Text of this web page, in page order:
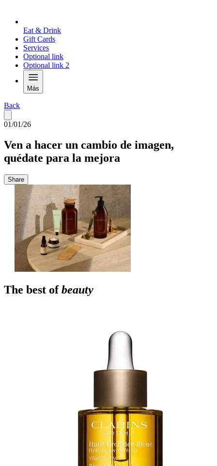
Eat & Drink
Gift Cards
Services
Optional link
Optional link 2
Más
Back
01/01/26
Ven a hacer un cambio de imagen,
quédate para la mejora
Share
The best ofbeauty